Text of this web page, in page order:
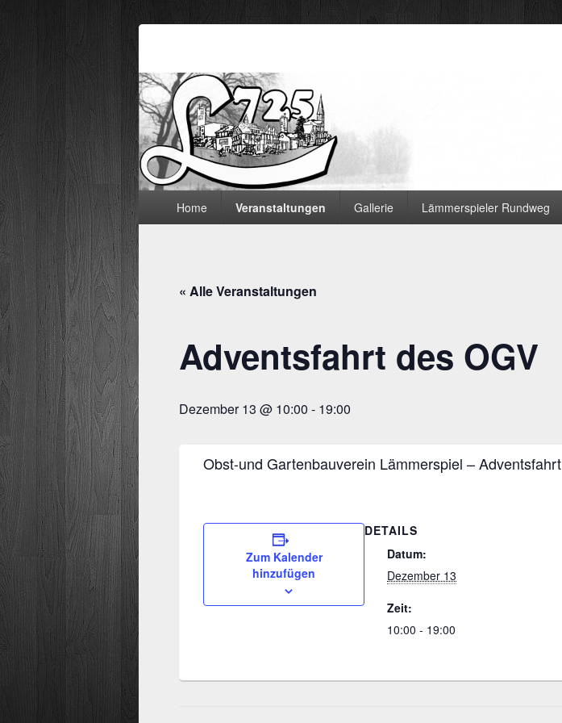
Lämmerspieler Ortsvereine
Home Veranstaltungen Gallerie Lämmerspieler Rundweg
« Alle Veranstaltungen
Adventsfahrt des OGV
Dezember 13 @ 10:00 - 19:00
Obst-und Gartenbauverein Lämmerspiel – Adventsfahrt
Zum Kalender
hinzufügen
DETAILS
Datum:
Dezember 13
Zeit:
10:00 - 19:00